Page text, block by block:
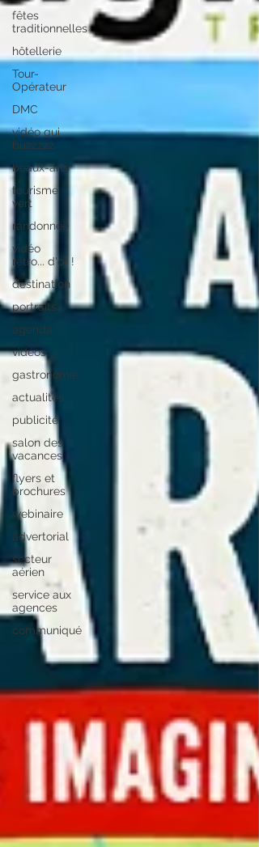
fêtes
traditionnelles
hôtellerie
Tour-
Opérateur
DMC
vidéo qui
buzzzzz
beaux-arts
tourisme
vert
randonnée
vidéo
rétro... d'or !
destination
portraits
agenda
vidéos
gastronomie
actualités
publicité
salon des
vacances
flyers et
brochures
webinaire
advertorial
secteur
aérien
service aux
agences
communiqué